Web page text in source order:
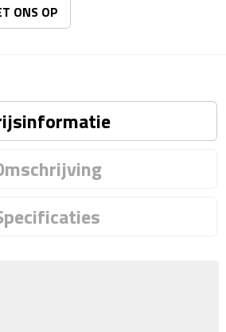
ONS OP